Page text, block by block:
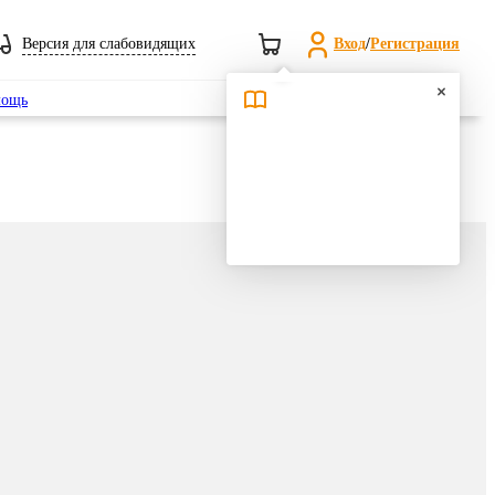
Версия для слабовидящих Вход/Регистрация
Поиск